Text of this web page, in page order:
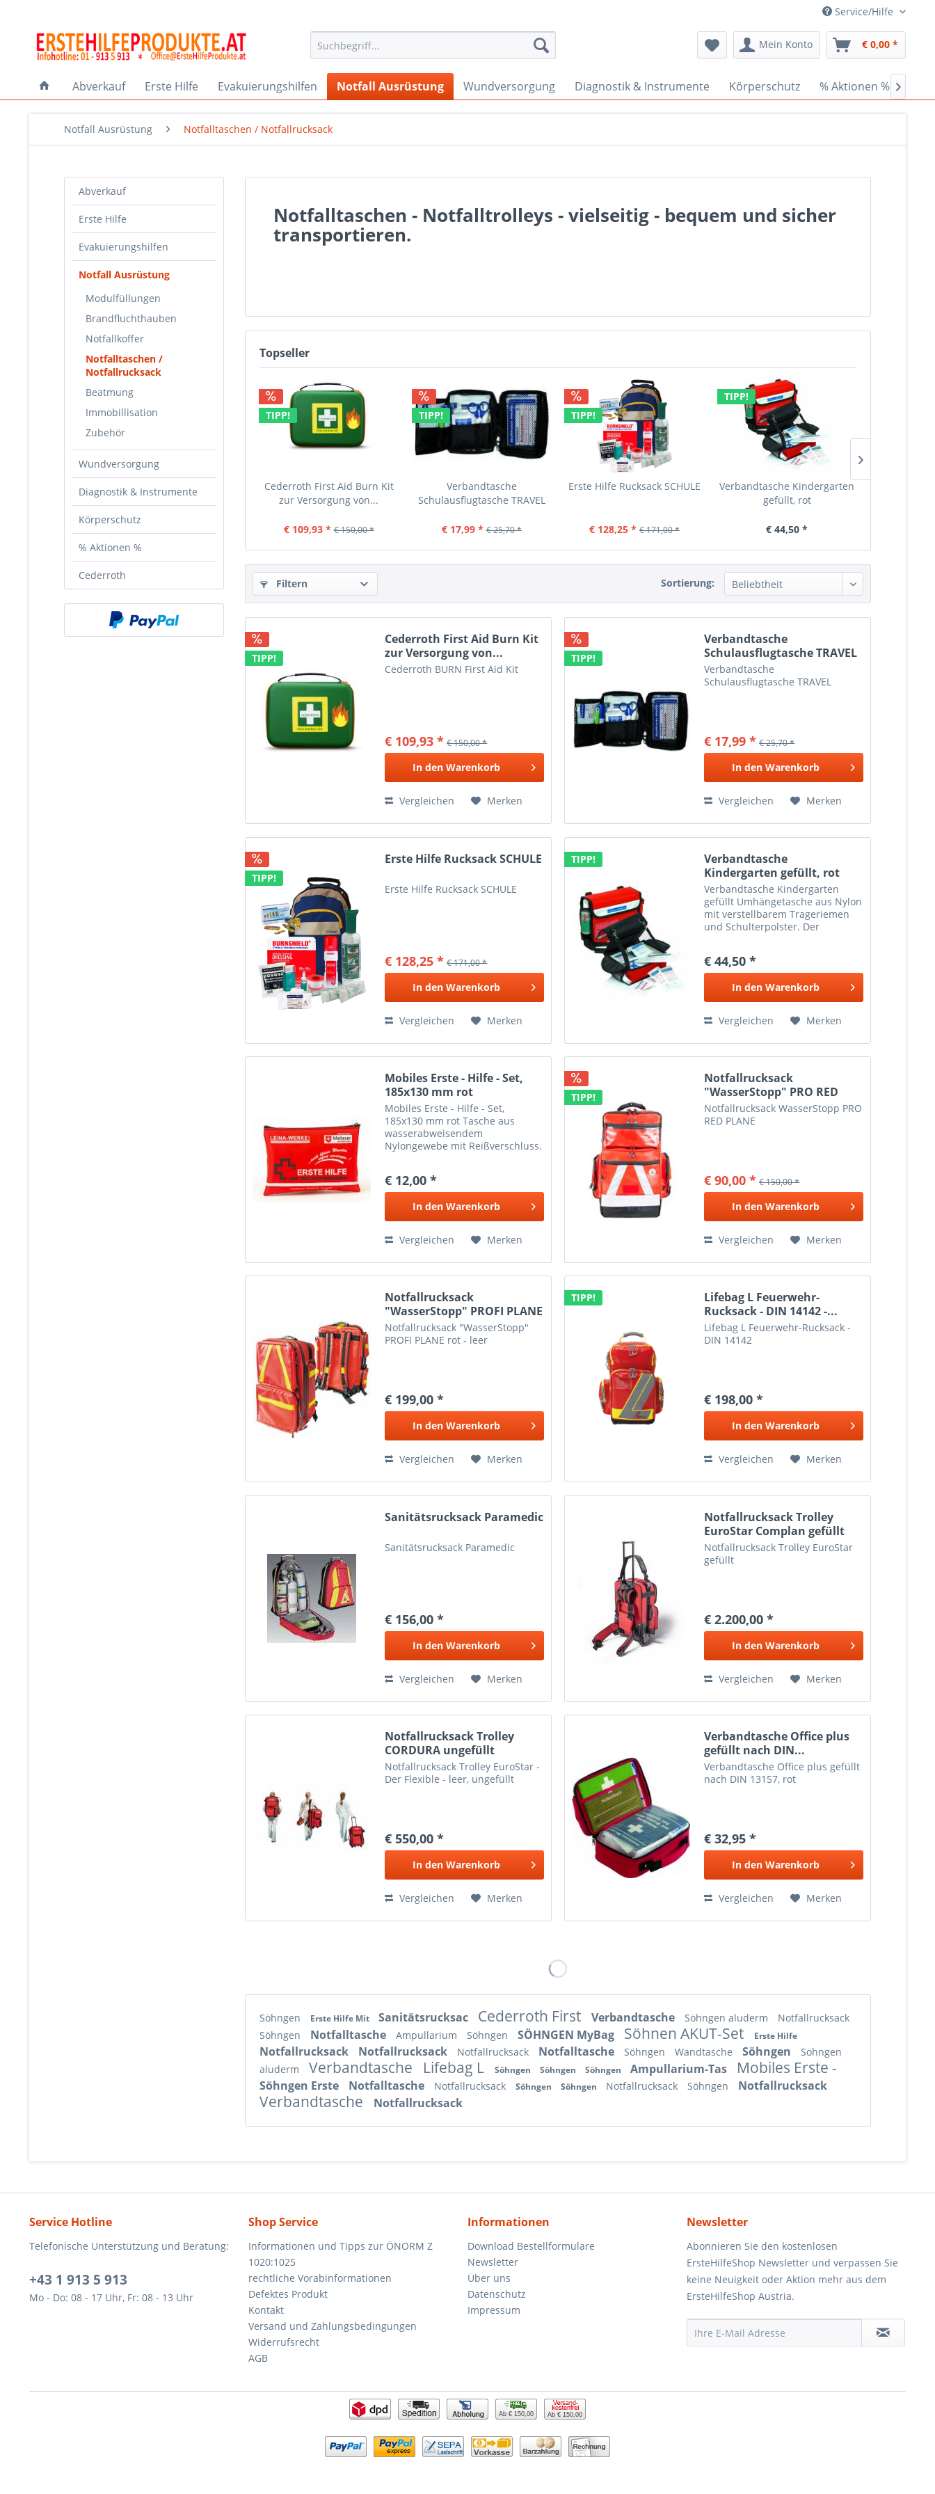
Service/Hilfe
Mein Konto € 0,00 *
Abverkauf Erste Hilfe Evakuierungshilfen Notfall Ausrüstung Wundversorgung Diagnostik & Instrumente Körperschutz % Aktionen % 
Notfall Ausrüstung Notfalltaschen / Notfallrucksack
Abverkauf
Erste Hilfe
Evakuierungshilfen
Notfall Ausrüstung
Modulfüllungen
Brandfluchthauben
Notfallkoffer
Notfalltaschen /
Notfallrucksack
Beatmung
Immobillisation
Zubehör
Wundversorgung
Diagnostik & Instrumente
Körperschutz
% Aktionen %
Cederroth
Notfalltaschen - Notfalltrolleys - vielseitig - bequem und sicher
transportieren.
Topseller
TIPP!
Cederroth First Aid Burn Kit
zur Versorgung von...
€ 109,93 * € 150,00 *
TIPP!
Verbandtasche
Schulausflugtasche TRAVEL
€ 17,99 * € 25,70 *
TIPP!
Erste Hilfe Rucksack SCHULE
€ 128,25 * € 171,00 *
TIPP!
Verbandtasche Kindergarten
gefüllt, rot
€ 44,50 *
Filtern Sortierung:
TIPP!
Cederroth First Aid Burn Kit
zur Versorgung von...
Cederroth BURN First Aid Kit
€ 109,93 * € 150,00 *
In den Warenkorb
Vergleichen Merken
TIPP!
Verbandtasche
Schulausflugtasche TRAVEL
Verbandtasche
Schulausflugtasche TRAVEL
€ 17,99 * € 25,70 *
In den Warenkorb
Vergleichen Merken
TIPP!
Erste Hilfe Rucksack SCHULE
Erste Hilfe Rucksack SCHULE
€ 128,25 * € 171,00 *
In den Warenkorb
Vergleichen Merken
TIPP!
Verbandtasche
Kindergarten gefüllt, rot
Verbandtasche Kindergarten
gefüllt Umhängetasche aus Nylon
mit verstellbarem Trageriemen
und Schulterpolster. Der
die Schulter getragen werden.
Ein Reflektorstreifen auf der...
€ 44,50 *
In den Warenkorb
Vergleichen Merken
Mobiles Erste - Hilfe - Set,
185x130 mm rot
Mobiles Erste - Hilfe - Set,
185x130 mm rot Tasche aus
wasserabweisendem
Nylongewebe mit Reißverschluss.
z.B. an Fahrradlenker,
Hosengürtel, etc. Sinnvoller Inhalt
€ 12,00 *
In den Warenkorb
Vergleichen Merken
TIPP!
Notfallrucksack
"WasserStopp" PRO RED
PLANE
Notfallrucksack WasserStopp PRO
RED PLANE
€ 90,00 * € 150,00 *
In den Warenkorb
Vergleichen Merken
Notfallrucksack
"WasserStopp" PROFI PLANE
rot -...
Notfallrucksack "WasserStopp"
PROFI PLANE rot - leer
€ 199,00 *
In den Warenkorb
Vergleichen Merken
TIPP!
Lifebag L Feuerwehr-
Rucksack - DIN 14142 -...
Lifebag L Feuerwehr-Rucksack -
DIN 14142
€ 198,00 *
In den Warenkorb
Vergleichen Merken
Sanitätsrucksack Paramedic
Sanitätsrucksack Paramedic
€ 156,00 *
In den Warenkorb
Vergleichen Merken
Notfallrucksack Trolley
EuroStar Complan gefüllt
Notfallrucksack Trolley EuroStar
gefüllt
€ 2.200,00 *
In den Warenkorb
Vergleichen Merken
Notfallrucksack Trolley
CORDURA ungefüllt
Notfallrucksack Trolley EuroStar -
Der Flexible - leer, ungefüllt
€ 550,00 *
In den Warenkorb
Vergleichen Merken
Verbandtasche Office plus
gefüllt nach DIN...
Verbandtasche Office plus gefüllt
nach DIN 13157, rot
€ 32,95 *
In den Warenkorb
Vergleichen Merken
Söhngen Erste Hilfe Mit Sanitätsrucksac Cederroth First Verbandtasche Söhngen aluderm
Notfallrucksack
Söhngen
Notfalltasche Ampullarium Söhngen SÖHNGEN MyBag Söhnen AKUT-Set Erste Hilfe
Notfallrucksack Notfallrucksack Notfallrucksack Notfalltasche Söhngen Wandtasche Söhngen
Söhngen
aluderm
Verbandtasche Lifebag L Söhngen Söhngen Söhngen Ampullarium-Tas Mobiles Erste -
Söhngen Erste Notfalltasche Notfallrucksack Söhngen Söhngen Notfallrucksack Söhngen Notfallrucksack
Verbandtasche Notfallrucksack
Service Hotline
Telefonische Unterstützung und Beratung:
+43 1 913 5 913
Mo - Do: 08 - 17 Uhr, Fr: 08 - 13 Uhr
Shop Service
Informationen und Tipps zur ÖNORM Z
1020:1025
rechtliche Vorabinformationen
Defektes Produkt
Kontakt
Versand und Zahlungsbedingungen
Widerrufsrecht
AGB
Informationen
Download Bestellformulare
Newsletter
Über uns
Datenschutz
Impressum
Newsletter
Abonnieren Sie den kostenlosen
ErsteHilfeShop Newsletter und verpassen Sie
keine Neuigkeit oder Aktion mehr aus dem
ErsteHilfeShop Austria.
Ab € 150,00 Ab € 150,00